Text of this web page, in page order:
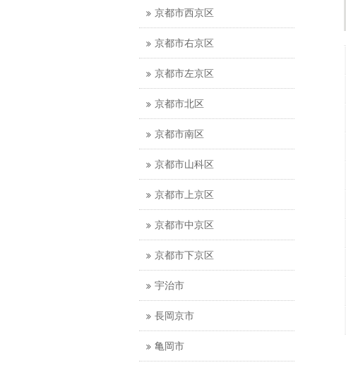
京都市西京区
京都市右京区
京都市左京区
京都市北区
京都市南区
京都市山科区
京都市上京区
京都市中京区
京都市下京区
宇治市
長岡京市
亀岡市